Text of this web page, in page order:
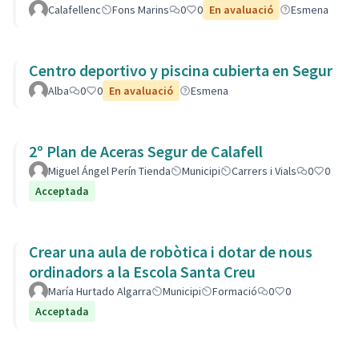
Calafellenc Fons Marins 0 0 En avaluació Esmena
Centro deportivo y piscina cubierta en Segur
Alba 0 0 En avaluació Esmena
2º Plan de Aceras Segur de Calafell
Miguel Ángel Perín Tienda Municipi Carrers i Vials 0
0
Acceptada
Crear una aula de robòtica i dotar de nous
ordinadors a la Escola Santa Creu
María Hurtado Algarra Municipi Formació 0
0
Acceptada